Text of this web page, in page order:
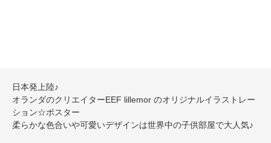
日本発上陸♪
オランダのクリエイターEEF lillemor のオリジナルイラストレー
ション☆ポスター
柔らかな色合いや可愛いデザインは世界中の子供部屋で大人気♪